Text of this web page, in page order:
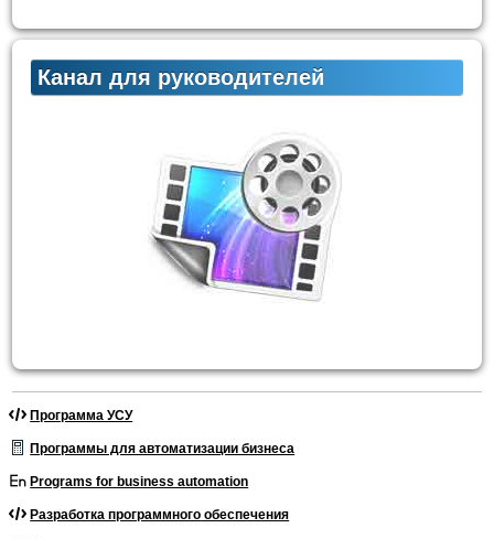
Канал для руководителей
Программа УСУ
Программы для автоматизации бизнеса
Programs for business automation
Разработка программного обеспечения